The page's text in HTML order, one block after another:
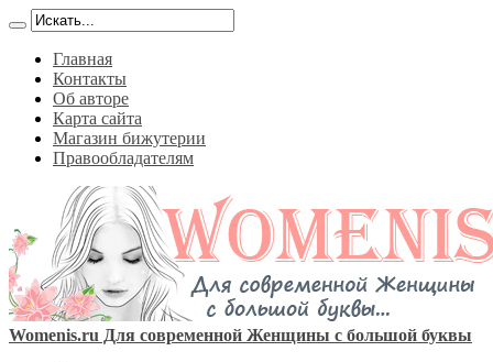
Главная
Контакты
Об авторе
Карта сайта
Магазин бижутерии
Правообладателям
Womenis.ru Для современной Женщины с большой буквы